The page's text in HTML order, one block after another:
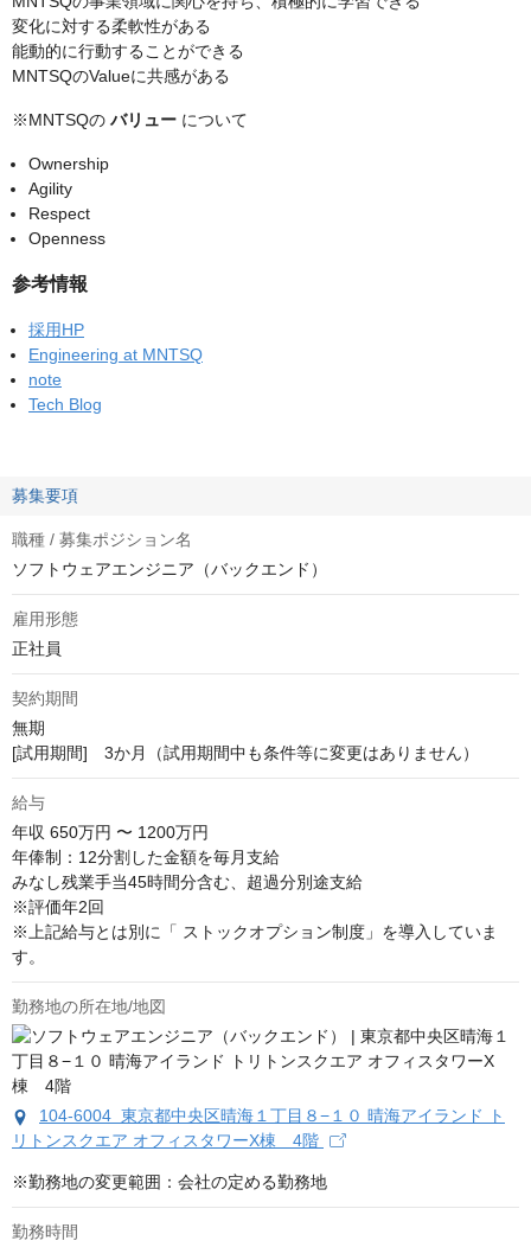
変化に対する柔軟性がある
能動的に行動することができる
MNTSQのValueに共感がある
※MNTSQの バリュー について
Ownership
Agility
Respect
Openness
参考情報
採用HP
Engineering at MNTSQ
note
Tech Blog
募集要項
職種 / 募集ポジション名
ソフトウェアエンジニア（バックエンド）
雇用形態
正社員
契約期間
無期
[試用期間]　3か月（試用期間中も条件等に変更はありません）
給与
年収 650万円 〜 1200万円
年俸制：12分割した金額を毎月支給
みなし残業手当45時間分含む、超過分別途支給
※評価年2回
※上記給与とは別に「 ストックオプション制度」を導入していま
す。
勤務地の所在地/地図
104-6004 東京都中央区晴海１丁目８−１０ 晴海アイランド ト
リトンスクエア オフィスタワーX棟 4階
※勤務地の変更範囲：会社の定める勤務地
勤務時間